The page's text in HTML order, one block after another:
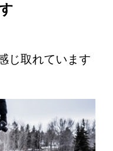
じ取れています